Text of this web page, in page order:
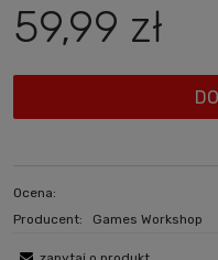
59,99 zł
Ocena:
Producent:
Games Workshop